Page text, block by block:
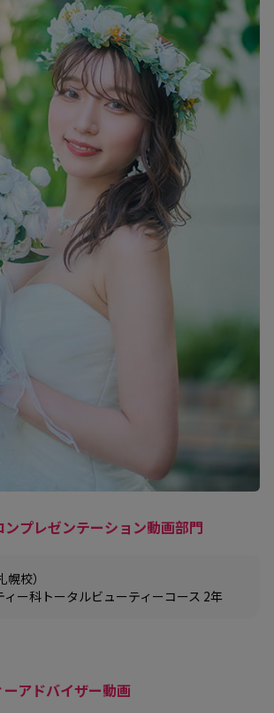
ンプレゼンテーション動画部門
校）
ィー科トータルビューティーコース 2年
ーアドバイザー動画